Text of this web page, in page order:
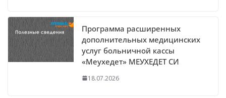
Программа расширенных
дополнительных медицинских
услуг больничной кассы
«Меухедет» МЕУХЕДЕТ СИ
18.07.2026